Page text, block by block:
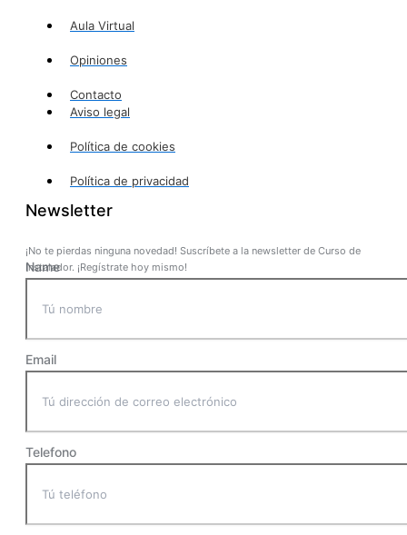
Aula Virtual
Opiniones
Contacto
Aviso legal
Política de cookies
Política de privacidad
Newsletter
¡No te pierdas ninguna novedad! Suscríbete a la newsletter de Curso de
Instalador. ¡Regístrate hoy mismo!
Name
Email
Telefono